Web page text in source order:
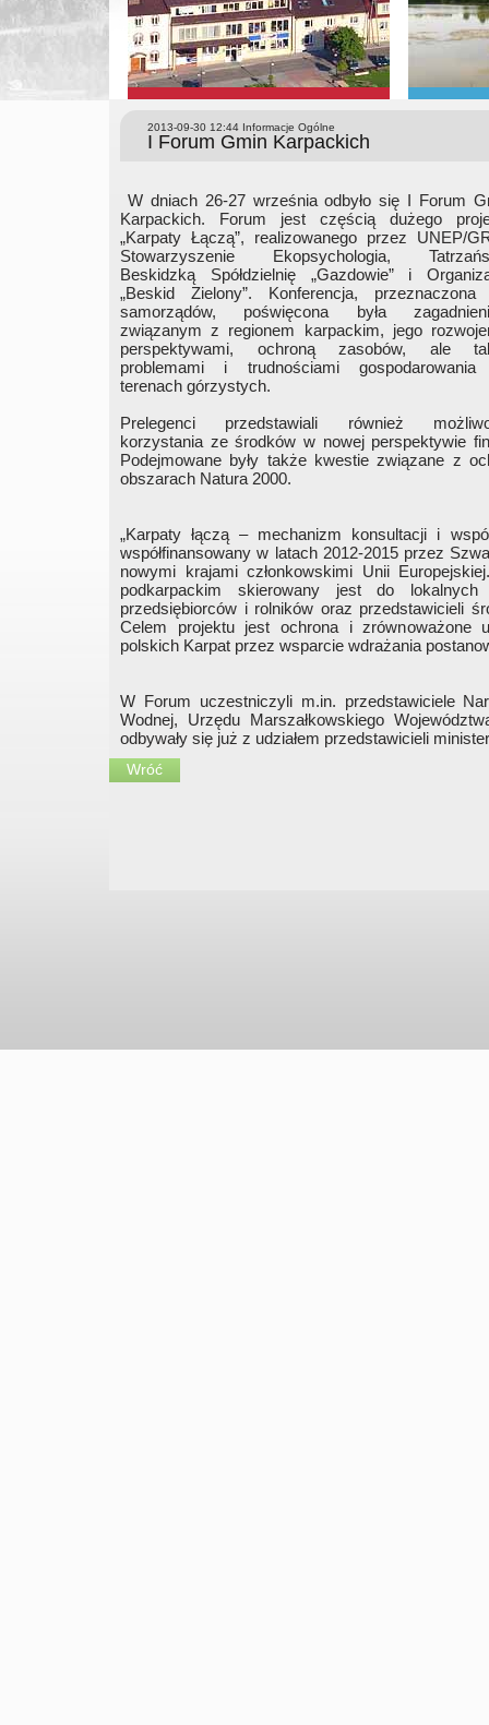
2013-09-30 12:44 Informacje Ogólne
I Forum Gmin Karpackich
W dniach 26-27 września odbyło się I Forum
Karpackich. Forum jest częścią dużego
„Karpaty Łączą”, realizowanego przez UNEP/
Stowarzyszenie Ekopsychologia,
Beskidzką Spółdzielnię „Gazdowie” i
„Beskid Zielony”. Konferencja, przeznaczona
samorządów, poświęcona była
związanym z regionem karpackim, jego
perspektywami, ochroną zasobów, ale
problemami i trudnościami
terenach górzystych.
Prelegenci przedstawiali również
korzystania ze środków w nowej perspektywie
Podejmowane były także kwestie związane z
obszarach Natura 2000.
„Karpaty łączą – mechanizm konsultacji i
współfinansowany w latach 2012-2015 przez
nowymi krajami członkowskimi Unii
podkarpackim skierowany jest do lokalnych
przedsiębiorców i rolników oraz przedstawicieli
Celem projektu jest ochrona i zrównoważone
polskich Karpat przez wsparcie wdrażania
W Forum uczestniczyli m.in. przedstawiciele
Wodnej, Urzędu Marszałkowskiego
odbywały się już z udziałem przedstawicieli
Wróć